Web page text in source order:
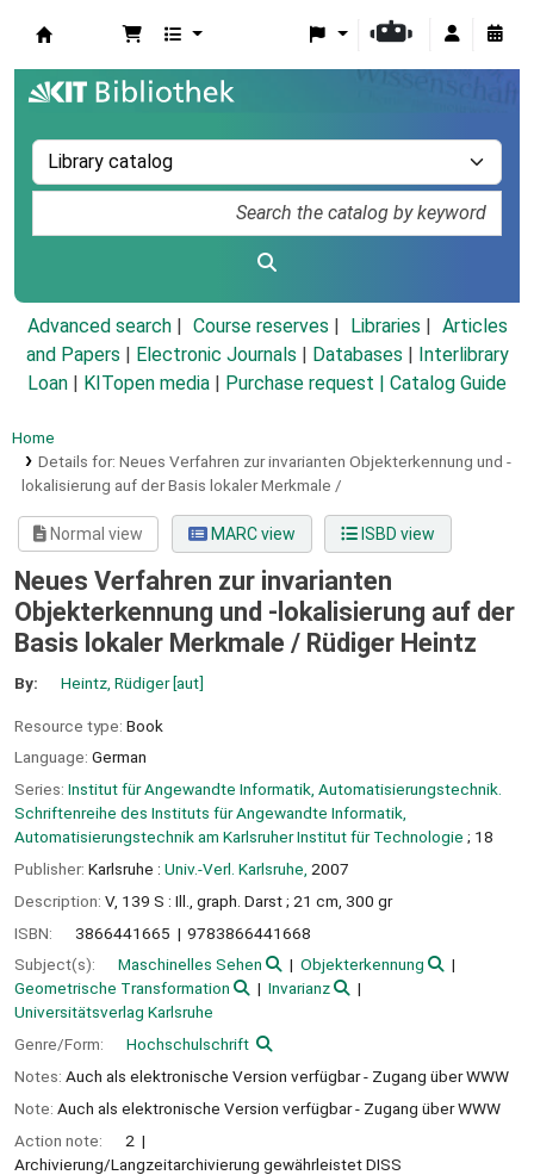
Advanced search Course reserves Libraries
Articles
and Papers
Electronic Journals Databases
Interlibrary
Loan
KITopen media Purchase request | Catalog Guide
Home
Details for: Neues Verfahren zur invarianten Objekterkennung und -
lokalisierung auf der Basis lokaler Merkmale /
Normal view MARC view ISBD view
Neues Verfahren zur invarianten
Objekterkennung und -lokalisierung auf der
Basis lokaler Merkmale / Rüdiger Heintz
By: Heintz, Rüdiger[aut]
Resource type: Book
Language: German
Series: Institut für Angewandte Informatik, Automatisierungstechnik.
Schriftenreihe des Instituts für Angewandte Informatik,
Automatisierungstechnik am Karlsruher Institut für Technologie ; 18
Publisher: Karlsruhe : Univ.-Verl. Karlsruhe, 2007
Description: V, 139 S : Ill., graph. Darst ; 21 cm, 300 gr
ISBN:
3866441665
9783866441668
Subject(s):
Maschinelles Sehen
Objekterkennung
Geometrische Transformation
Invarianz
Universitätsverlag Karlsruhe
Genre/Form:
Hochschulschrift
Notes: Auch als elektronische Version verfügbar - Zugang über WWW
Note: Auch als elektronische Version verfügbar - Zugang über WWW
Action note:
2
Archivierung/Langzeitarchivierung gewährleistet DISS